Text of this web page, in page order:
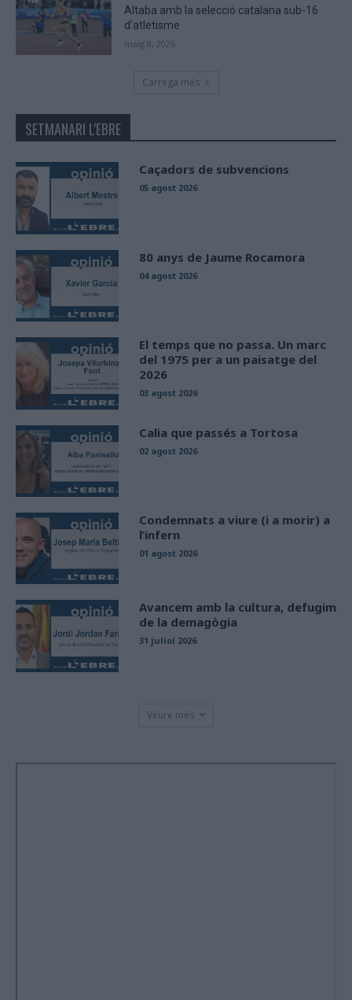
Altaba amb la selecció catalana sub-16
d’atletisme
maig 8, 2026
Carrega més
SETMANARI L'EBRE
Caçadors de subvencions
05 agost 2026
80 anys de Jaume Rocamora
04 agost 2026
El temps que no passa. Un marc
del 1975 per a un paisatge del
2026
03 agost 2026
Calia que passés a Tortosa
02 agost 2026
Condemnats a viure (i a morir) a
l’infern
01 agost 2026
Avancem amb la cultura, defugim
de la demagògia
31 juliol 2026
Veure més